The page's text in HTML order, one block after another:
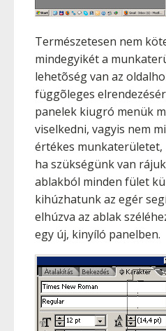
Természetesen nem
mindegyikét a
lehetõség van az
függõleges
panelek kiugró menük
viselkedni, vagyis nem
értékes munkaterületet,
ha szükségünk van
ablakból minden fület
kihúzhatunk az egér
elhúzva az ablak
egy új, kinyíló panelben.